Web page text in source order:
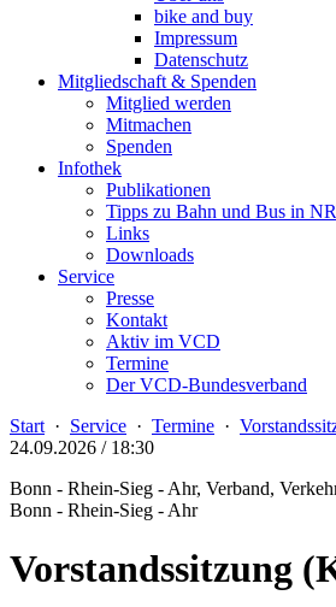
bike and buy
Impressum
Datenschutz
Mitgliedschaft & Spenden
Mitglied werden
Mitmachen
Spenden
Infothek
Publikationen
Tipps zu Bahn und Bus in
Links
Downloads
Service
Presse
Kontakt
Aktiv im VCD
Termine
Der VCD-Bundesverband
Start · Service · Termine ·
24.09.2026 / 18:30
Bonn - Rhein-Sieg - Ahr, Verband,
Bonn - Rhein-Sieg - Ahr
Vorstandssitzung